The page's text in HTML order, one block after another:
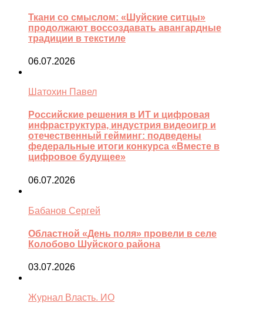
Ткани со смыслом: «Шуйские ситцы»
продолжают воссоздавать авангардные
традиции в текстиле
06.07.2026
Шатохин Павел
Российские решения в ИТ и цифровая
инфраструктура, индустрия видеоигр и
отечественный гейминг: подведены
федеральные итоги конкурса «Вместе в
цифровое будущее»
06.07.2026
Бабанов Сергей
Областной «День поля» провели в селе
Колобово Шуйского района
03.07.2026
Журнал Власть. ИО